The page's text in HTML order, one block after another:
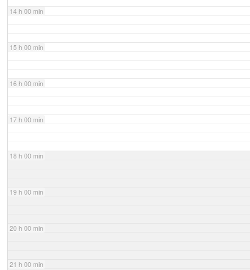
14 h 00 min
15 h 00 min
16 h 00 min
17 h 00 min
18 h 00 min
19 h 00 min
20 h 00 min
21 h 00 min